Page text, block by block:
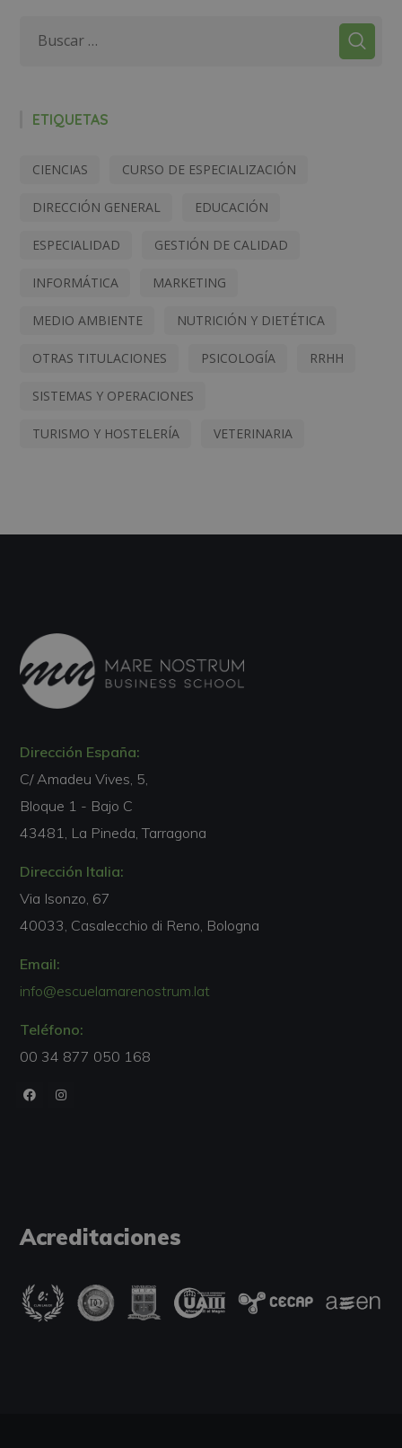
ETIQUETAS
CIENCIAS CURSO DE ESPECIALIZACIÓN
DIRECCIÓN GENERAL EDUCACIÓN
ESPECIALIDAD GESTIÓN DE CALIDAD
INFORMÁTICA MARKETING
MEDIO AMBIENTE NUTRICIÓN Y DIETÉTICA
OTRAS TITULACIONES PSICOLOGÍA RRHH
SISTEMAS Y OPERACIONES
TURISMO Y HOSTELERÍA VETERINARIA
Dirección España:
C/ Amadeu Vives, 5,
Bloque 1 - Bajo C
43481, La Pineda, Tarragona
Dirección Italia:
Via Isonzo, 67
40033, Casalecchio di Reno, Bologna
Email:
info@escuelamarenostrum.lat
Teléfono:
00 34 877 050 168
Acreditaciones